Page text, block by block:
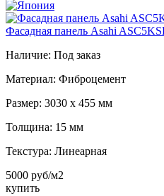
Фасадная панель Asahi
Наличие: Под заказ
Материал: Фиброцемент
Размер: 3030 х 455 мм
Толщина: 15 мм
Текстура: Линеарная
5000 руб/м2
купить